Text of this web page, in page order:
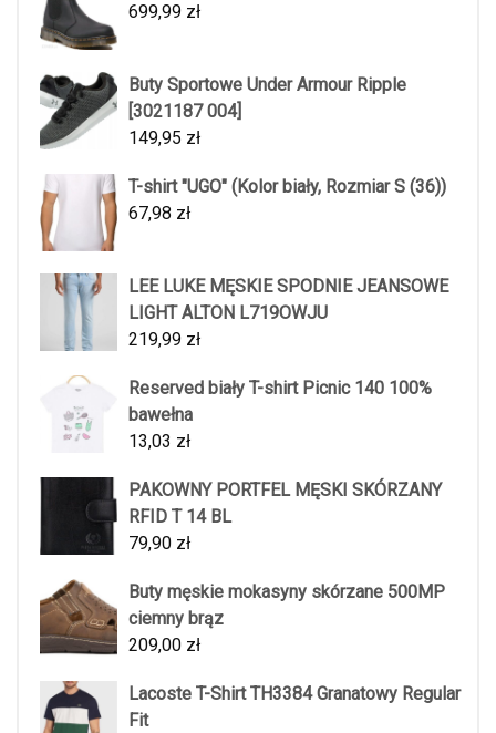
699,99 zł
Buty Sportowe Under Armour Ripple
[3021187 004]
149,95 zł
T-shirt "UGO" (Kolor biały, Rozmiar S (36))
67,98 zł
LEE LUKE MĘSKIE SPODNIE JEANSOWE
LIGHT ALTON L719OWJU
219,99 zł
Reserved biały T-shirt Picnic 140 100%
bawełna
13,03 zł
PAKOWNY PORTFEL MĘSKI SKÓRZANY
RFID T 14 BL
79,90 zł
Buty męskie mokasyny skórzane 500MP
ciemny brąz
209,00 zł
Lacoste T-Shirt TH3384 Granatowy Regular
Fit